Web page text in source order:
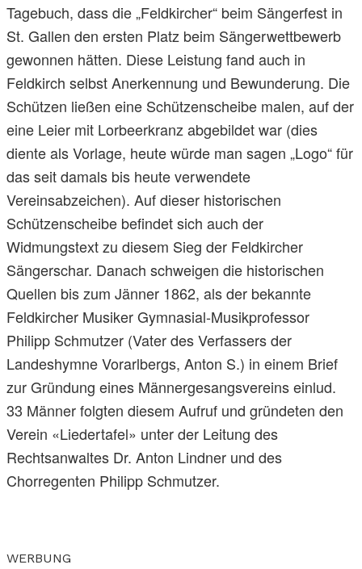
Tagebuch, dass die „Feldkircher“ beim Sängerfest in
St. Gallen den ersten Platz beim Sängerwettbewerb
gewonnen hätten. Diese Leistung fand auch in
Feldkirch selbst Anerkennung und Bewunderung. Die
Schützen ließen eine Schützenscheibe malen, auf der
eine Leier mit Lorbeerkranz abgebildet war (dies
diente als Vorlage, heute würde man sagen „Logo“ für
das seit damals bis heute verwendete
Vereinsabzeichen). Auf dieser historischen
Schützenscheibe befindet sich auch der
Widmungstext zu diesem Sieg der Feldkircher
Sängerschar. Danach schweigen die historischen
Quellen bis zum Jänner 1862, als der bekannte
Feldkircher Musiker Gymnasial-Musikprofessor
Philipp Schmutzer (Vater des Verfassers der
Landeshymne Vorarlbergs, Anton S.) in einem Brief
zur Gründung eines Männergesangsvereins einlud.
33 Männer folgten diesem Aufruf und gründeten den
Verein «Liedertafel» unter der Leitung des
Rechtsanwaltes Dr. Anton Lindner und des
Chorregenten Philipp Schmutzer.
WERBUNG